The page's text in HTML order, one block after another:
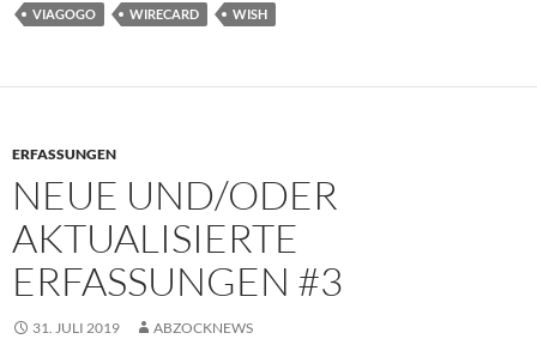
VIAGOGO
WIRECARD WISH
ERFASSUNGEN
NEUE UND/ODER
AKTUALISIERTE
ERFASSUNGEN #3
31. JULI 2019 ABZOCKNEWS